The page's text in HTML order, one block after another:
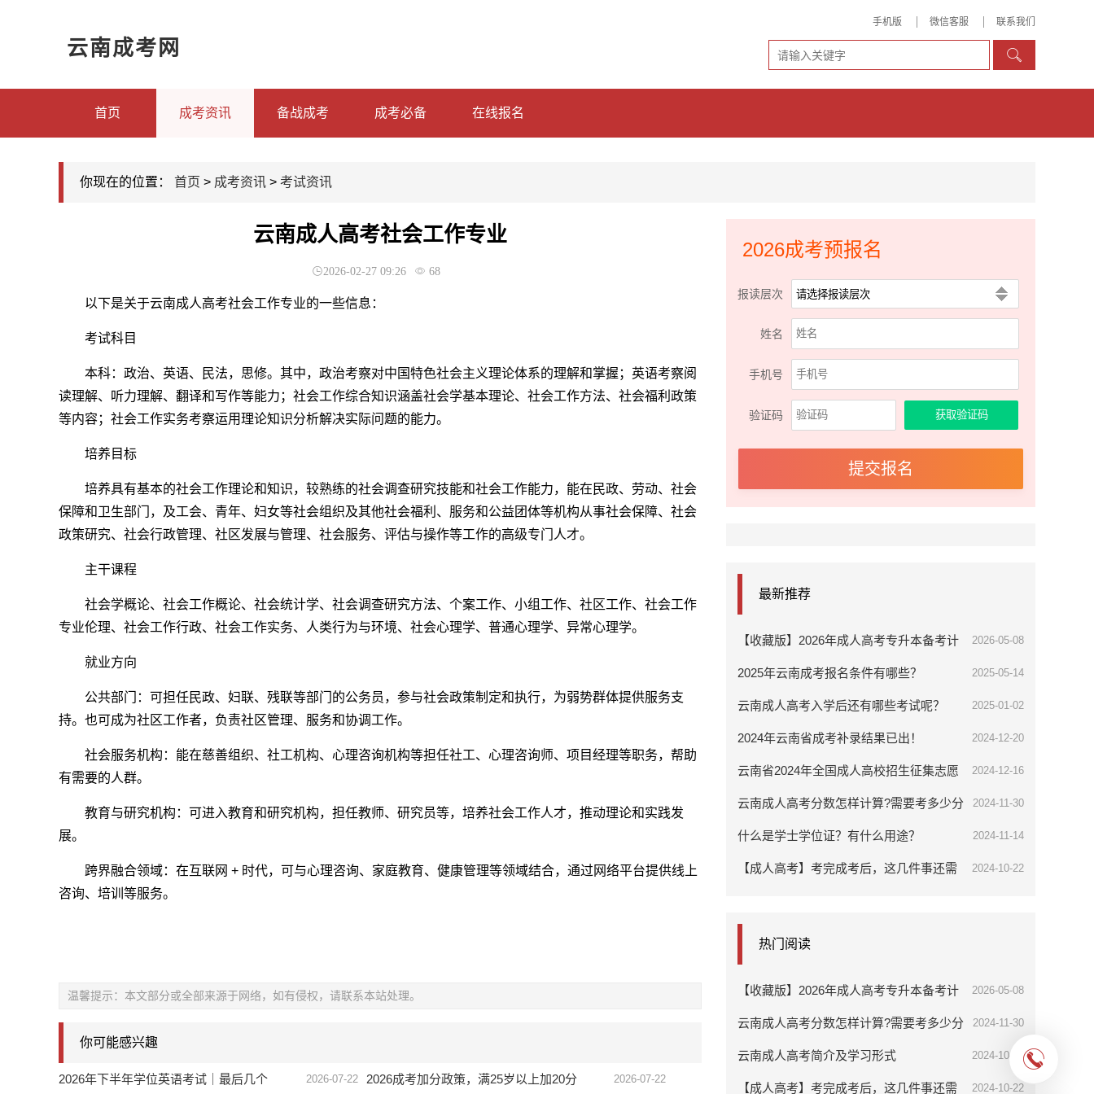
云南成考网
手机版 微信客服 联系我们

首页 成考资讯 备战成考 成考必备 在线报名
你现在的位置： 首页 > 成考资讯 > 考试资讯
云南成人高考社会工作专业
2026-02-27 09:26 68
以下是关于云南成人高考社会工作专业的一些信息：
考试科目
本科：政治、英语、民法，思修。其中，政治考察对中国特色社会主义理论体系的理解和掌握；英语考察阅
读理解、听力理解、翻译和写作等能力；社会工作综合知识涵盖社会学基本理论、社会工作方法、社会福利政策
等内容；社会工作实务考察运用理论知识分析解决实际问题的能力。
培养目标
培养具有基本的社会工作理论和知识，较熟练的社会调查研究技能和社会工作能力，能在民政、劳动、社会
保障和卫生部门，及工会、青年、妇女等社会组织及其他社会福利、服务和公益团体等机构从事社会保障、社会
政策研究、社会行政管理、社区发展与管理、社会服务、评估与操作等工作的高级专门人才。
主干课程
社会学概论、社会工作概论、社会统计学、社会调查研究方法、个案工作、小组工作、社区工作、社会工作
专业伦理、社会工作行政、社会工作实务、人类行为与环境、社会心理学、普通心理学、异常心理学。
就业方向
公共部门：可担任民政、妇联、残联等部门的公务员，参与社会政策制定和执行，为弱势群体提供服务支
持。也可成为社区工作者，负责社区管理、服务和协调工作。
社会服务机构：能在慈善组织、社工机构、心理咨询机构等担任社工、心理咨询师、项目经理等职务，帮助
有需要的人群。
教育与研究机构：可进入教育和研究机构，担任教师、研究员等，培养社会工作人才，推动理论和实践发
展。
跨界融合领域：在互联网 + 时代，可与心理咨询、家庭教育、健康管理等领域结合，通过网络平台提供线上
咨询、培训等服务。
温馨提示：本文部分或全部来源于网络，如有侵权，请联系本站处理。
你可能感兴趣
2026年下半年学位英语考试｜最后几个 2026-07-22 2026成考加分政策，满25岁以上加20分 2026-07-22
2026成考预报名
报读层次
姓名
手机号
验证码
最新推荐
【收藏版】2026年成人高考专升本备考计
划书
2026-05-08
2025年云南成考报名条件有哪些？ 2025-05-14
云南成人高考入学后还有哪些考试呢？ 2025-01-02
2024年云南省成考补录结果已出！ 2024-12-20
云南省2024年全国成人高校招生征集志愿
明日开始！
2024-12-16
云南成人高考分数怎样计算?需要考多少分
才可以?
2024-11-30
什么是学士学位证？有什么用途？ 2024-11-14
【成人高考】考完成考后，这几件事还需 2024-10-22
热门阅读
【收藏版】2026年成人高考专升本备考计
划书
2026-05-08
云南成人高考分数怎样计算?需要考多少分
才可以?
2024-11-30
云南成人高考简介及学习形式 2024-10-27
【成人高考】考完成考后，这几件事还需 2024-10-22